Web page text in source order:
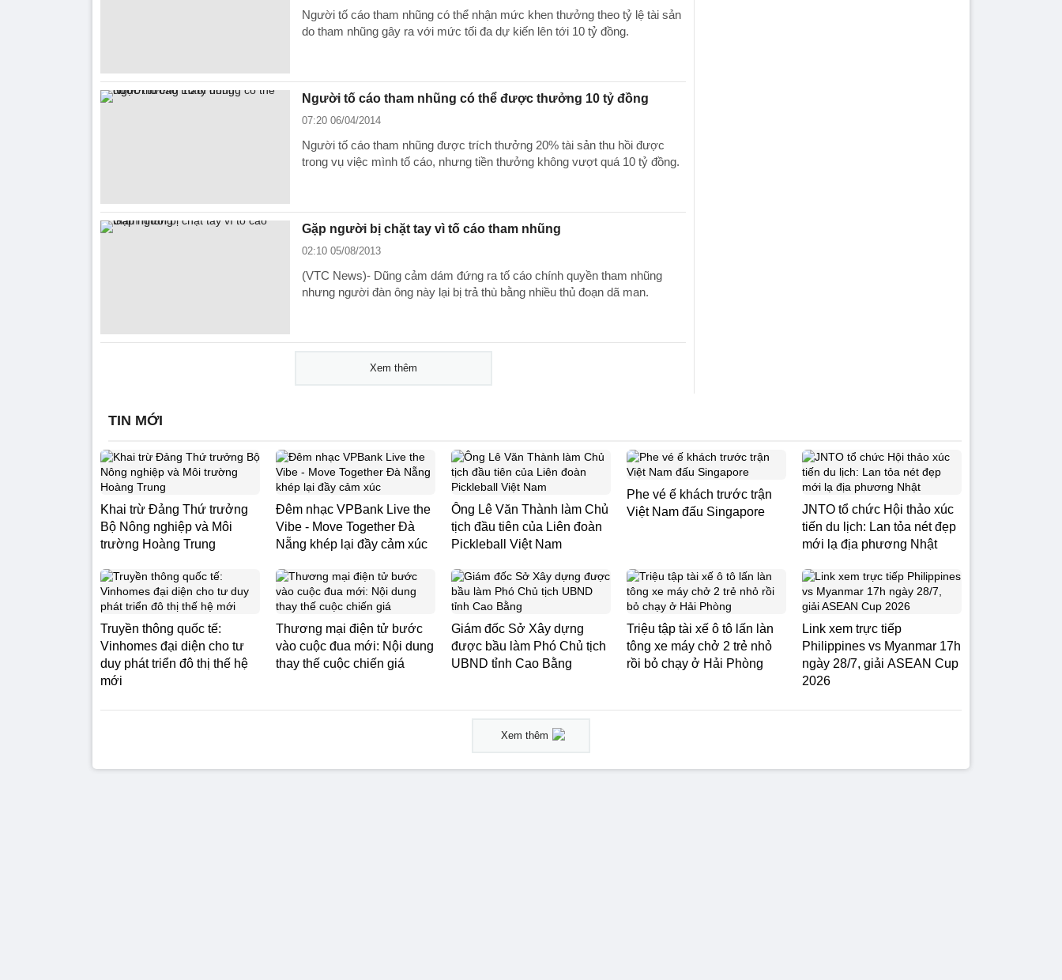
Người tố cáo tham nhũng có thể nhận mức khen thưởng theo tỷ lệ tài sản
do tham nhũng gây ra với mức tối đa dự kiến lên tới 10 tỷ đồng.
Người tố cáo tham nhũng có thể được thưởng 10 tỷ đồng
07:20 06/04/2014
Người tố cáo tham nhũng được trích thưởng 20% tài sản thu hồi được
trong vụ việc mình tố cáo, nhưng tiền thưởng không vượt quá 10 tỷ đồng.
Gặp người bị chặt tay vì tố cáo tham nhũng
02:10 05/08/2013
(VTC News)- Dũng cảm dám đứng ra tố cáo chính quyền tham nhũng
nhưng người đàn ông này lại bị trả thù bằng nhiều thủ đoạn dã man.
Xem thêm
TIN MỚI
Khai trừ Đảng Thứ trưởng
Bộ Nông nghiệp và Môi
trường Hoàng Trung
Đêm nhạc VPBank Live the
Vibe - Move Together Đà
Nẵng khép lại đầy cảm xúc
Ông Lê Văn Thành làm Chủ
tịch đầu tiên của Liên đoàn
Pickleball Việt Nam
Phe vé ế khách trước trận
Việt Nam đấu Singapore
JNTO tổ chức Hội thảo xúc
tiến du lịch: Lan tỏa nét đẹp
mới lạ địa phương Nhật
Truyền thông quốc tế:
Vinhomes đại diện cho tư
duy phát triển đô thị thế hệ
mới
Thương mại điện tử bước
vào cuộc đua mới: Nội dung
thay thế cuộc chiến giá
Giám đốc Sở Xây dựng
được bầu làm Phó Chủ tịch
UBND tỉnh Cao Bằng
Triệu tập tài xế ô tô lấn làn
tông xe máy chở 2 trẻ nhỏ
rồi bỏ chạy ở Hải Phòng
Link xem trực tiếp
Philippines vs Myanmar 17h
ngày 28/7, giải ASEAN Cup
2026
Xem thêm